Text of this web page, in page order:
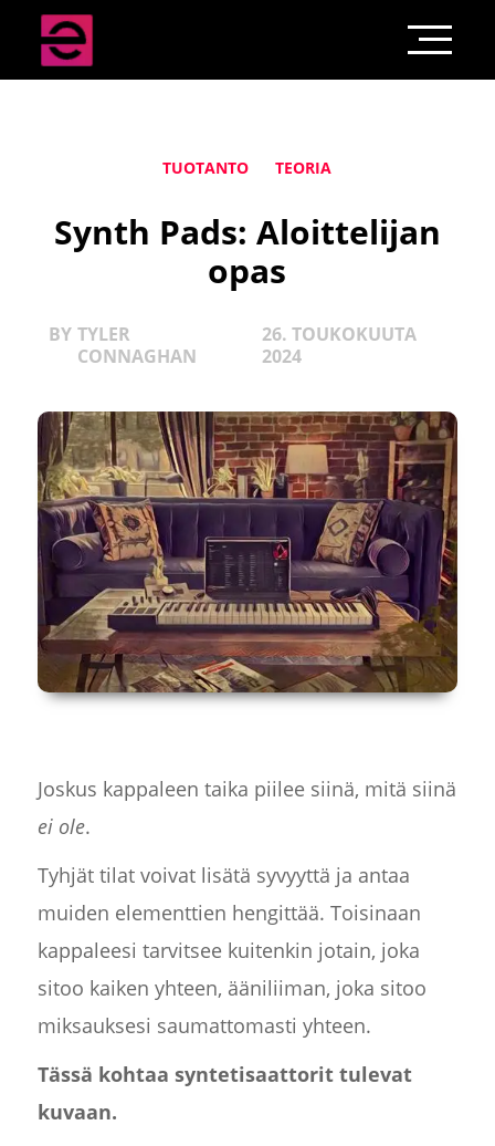
TUOTANTO TEORIA
Synth Pads: Aloittelijan
opas
BY TYLER
CONNAGHAN
26. TOUKOKUUTA
2024
Joskus kappaleen taika piilee siinä, mitä siinä
ei ole.
Tyhjät tilat voivat lisätä syvyyttä ja antaa
muiden elementtien hengittää. Toisinaan
kappaleesi tarvitsee kuitenkin jotain, joka
sitoo kaiken yhteen, ääniliiman, joka sitoo
miksauksesi saumattomasti yhteen.
Tässä kohtaa syntetisaattorit tulevat
kuvaan.